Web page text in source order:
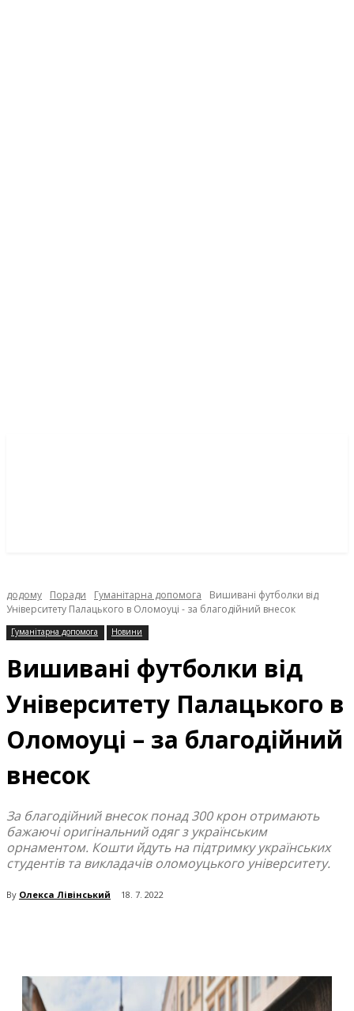
додому Поради Гуманітарна допомога
Вишивані футболки від
Університету Палацького в Оломоуці - за благодійний внесок
Гуманітарна допомога Новини
Вишивані футболки від
Університету Палацького в
Оломоуці – за благодійний
внесок
За благодійний внесок понад 300 крон отримають
бажаючі оригінальний одяг з українським
орнаментом. Кошти йдуть на підтримку українських
студентів та викладачів оломоуцького університету.
By Олекса Лівінський 18. 7. 2022